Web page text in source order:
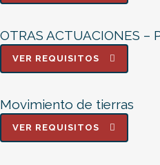
OTRAS ACTUACIONES –
VER REQUISITOS
Movimiento de tierras
VER REQUISITOS